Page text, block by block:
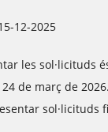
12-2025
les sol·licituds
de març de
sol·licituds